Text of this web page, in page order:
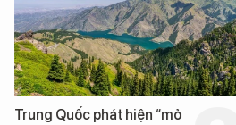
EVN đã buộc thôi việc 3